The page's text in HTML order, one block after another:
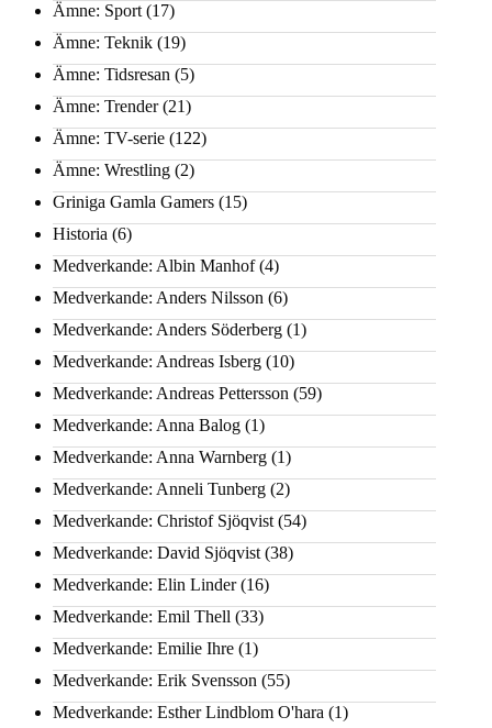
Ämne: Sport (17)
Ämne: Teknik (19)
Ämne: Tidsresan (5)
Ämne: Trender(21)
Ämne: TV-serie (122)
Ämne: Wrestling (2)
Griniga Gamla Gamers (15)
Historia (6)
Medverkande: Albin Manhof(4)
Medverkande: Anders Nilsson (6)
Medverkande: Anders Söderberg (1)
Medverkande: Andreas Isberg (10)
Medverkande: Andreas Pettersson (59)
Medverkande: Anna Balog (1)
Medverkande: Anna Warnberg (1)
Medverkande: Anneli Tunberg (2)
Medverkande: Christof Sjöqvist (54)
Medverkande: David Sjöqvist (38)
Medverkande: Elin Linder(16)
Medverkande: Emil Thell (33)
Medverkande: Emilie Ihre (1)
Medverkande: Erik Svensson (55)
Medverkande: Esther Lindblom O'hara (1)